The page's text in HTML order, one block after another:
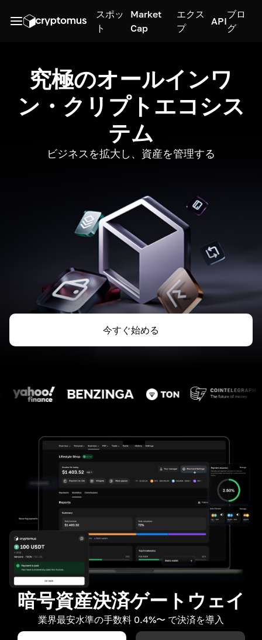
スポッ
ト
Market
Cap
エクス
プ
API
ブロ
グ
究極のオールインワ
ン・クリプトエコシス
テム
ビジネスを拡大し、資産を管理する
今すぐ始める
暗号資産決済ゲートウェイ
業界最安水準の手数料 0.4%〜 で決済を導入